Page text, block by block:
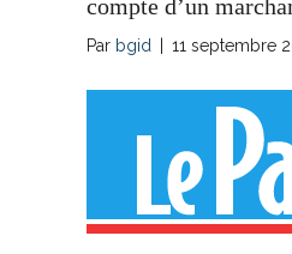
compte d’un
Par bgid 11 septembre